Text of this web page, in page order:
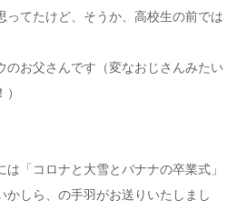
ってたけど、そうか、高校生の前では
のお父さんです（変なおじさんみたい
「コロナと大雪とバナナの卒業式」
かしら、の手羽がお送りいたしまし